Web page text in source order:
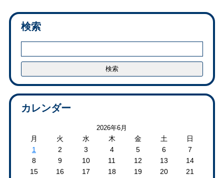
検索
カレンダー
2026年6月
月 火 水 木 金 土
日
1
2 3 4 5 6
7
8
9 10 11 12 13
14
15
16 17 18 19 20
21